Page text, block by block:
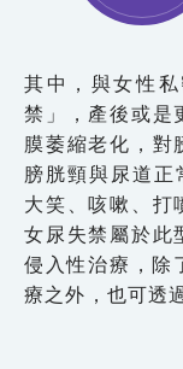
其中，與女性
禁」，產後或是
膜萎縮老化，對
膀胱頸與尿道
大笑、咳嗽、打
女尿失禁屬於此
侵入性治療，除
療之外，也可透